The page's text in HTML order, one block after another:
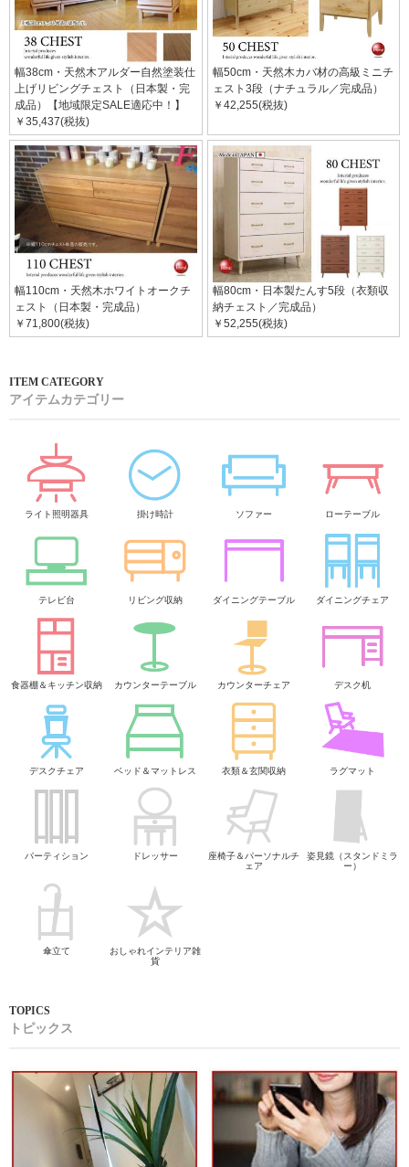
幅38cm・天然木アルダー自然塗装仕
上げリビングチェスト（日本製・完
成品）【地域限定SALE適応中！】
￥35,437(税抜)
幅50cm・天然木カバ材の高級ミニチ
ェスト3段（ナチュラル／完成品）
￥42,255(税抜)
幅110cm・天然木ホワイトオークチ
ェスト（日本製・完成品）
￥71,800(税抜)
幅80cm・日本製たんす5段（衣類収
納チェスト／完成品）
￥52,255(税抜)
アイテムカテゴリー
ライト照明器具 掛け時計 ソファー ローテーブル
テレビ台 リビング収納 ダイニングテーブル ダイニングチェア
食器棚＆キッチン収納 カウンターテーブル カウンターチェア デスク机
デスクチェア ベッド＆マットレス 衣類＆玄関収納 ラグマット
パーティション ドレッサー
座椅子＆パーソナルチ
ェア
姿見鏡（スタンドミラ
ー）
傘立て
おしゃれインテリア雑
貨
トピックス